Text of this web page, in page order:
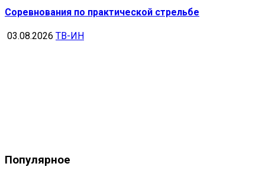
Соревнования по практической стрельбе
03.08.2026 ТВ-ИН
Популярное